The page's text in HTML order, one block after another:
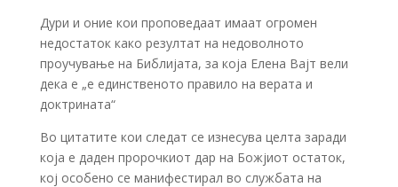
Дури и оние кои проповедаат имаат огромен
недостаток како резултат на недоволното
проучување на Библијата, за која Елена Вајт вели
дека е „е единственото правило на верата и
доктрината“
Во цитатите кои следат се изнесува целта заради
која е даден пророчкиот дар на Божјиот остаток,
кој особено се манифестирал во службата на